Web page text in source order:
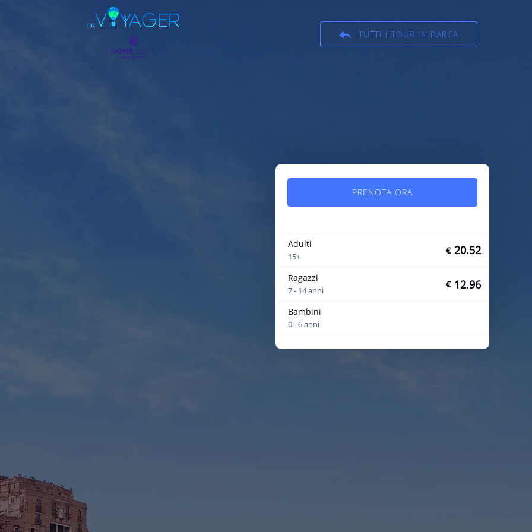
TUTTI I TOUR IN BARCA
PRENOTA ORA
Adulti
15+
€ 20.52
Ragazzi
7 - 14 anni
€ 12.96
Bambini
0 - 6 anni